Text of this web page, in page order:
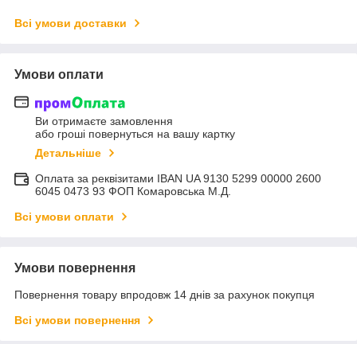
Всі умови доставки
Умови оплати
Ви отримаєте замовлення
або гроші повернуться на вашу картку
Детальніше
Оплата за реквізитами IBAN UA 9130 5299 00000 2600
6045 0473 93 ФОП Комаровська М.Д.
Всі умови оплати
Умови повернення
Повернення товару впродовж 14 днів за рахунок покупця
Всі умови повернення